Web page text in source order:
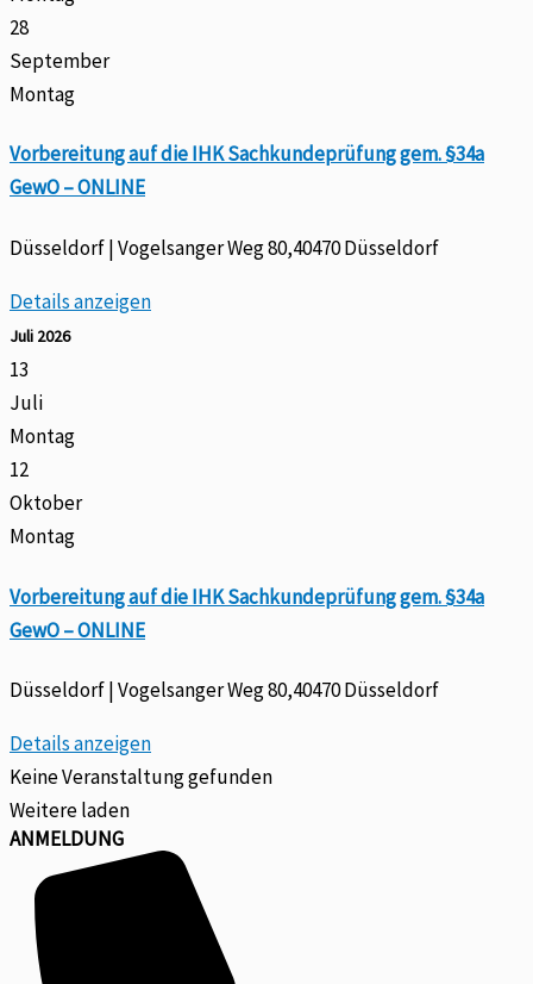
28
September
Montag
Vorbereitung auf die IHK Sachkundeprüfung gem. §34a
GewO – ONLINE
Düsseldorf | Vogelsanger Weg 80,40470 Düsseldorf
Details anzeigen
Juli 2026
13
Juli
Montag
12
Oktober
Montag
Vorbereitung auf die IHK Sachkundeprüfung gem. §34a
GewO – ONLINE
Düsseldorf | Vogelsanger Weg 80,40470 Düsseldorf
Details anzeigen
Keine Veranstaltung gefunden
Weitere laden
ANMELDUNG